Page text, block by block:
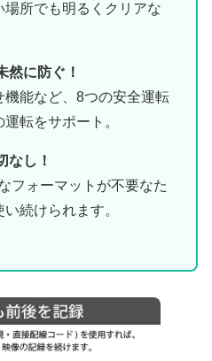
場所でも明るくクリアな
然に防ぐ！
機能など、8つの安全運転
転をサポート。
なし！
フォーマットが不要なた
続けられます。